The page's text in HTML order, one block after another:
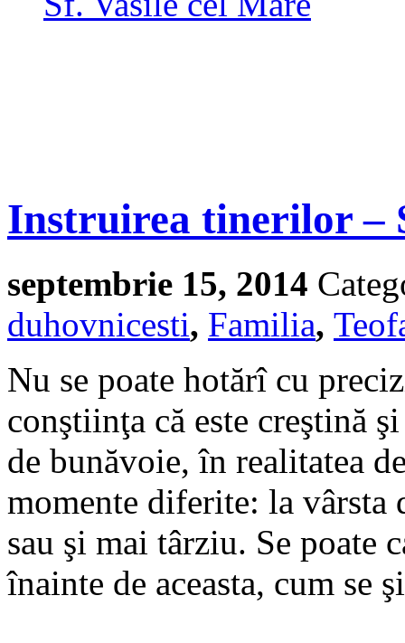
Instruirea tinerilor –
septembrie 15, 2014
duhovnicesti, Familia,
Nu se poate hotărî cu
conştiinţa că este creştină
de bunăvoie, în realitatea
momente diferite: la vârsta
sau şi mai târziu. Se poate
înainte de aceasta, cum se